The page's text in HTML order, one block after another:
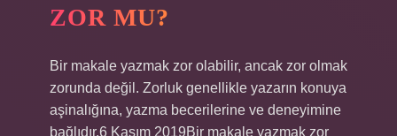
ZOR MU?
Bir makale yazmak zor olabilir, ancak zor olmak
zorunda değil. Zorluk genellikle yazarın konuya
aşinalığına, yazma becerilerine ve deneyimine
bağlıdır.6 Kasım 2019Bir makale yazmak zor